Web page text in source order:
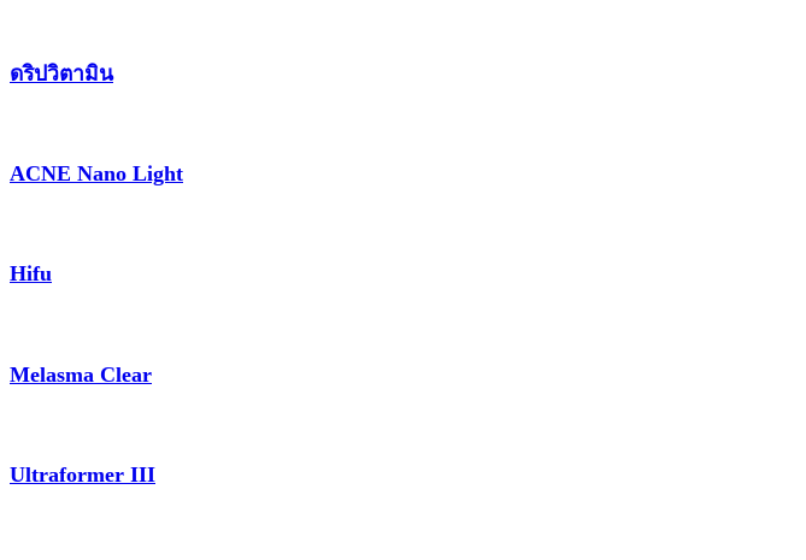
ดริปวิตามิน
ACNE Nano Light
Hifu
Melasma Clear
Ultraformer III